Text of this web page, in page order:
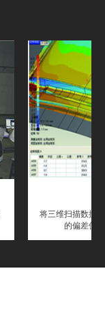
将三维扫描数据
的偏差值